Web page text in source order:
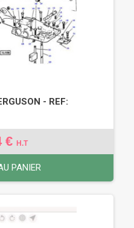
- REF:
€ H.T
PANIER